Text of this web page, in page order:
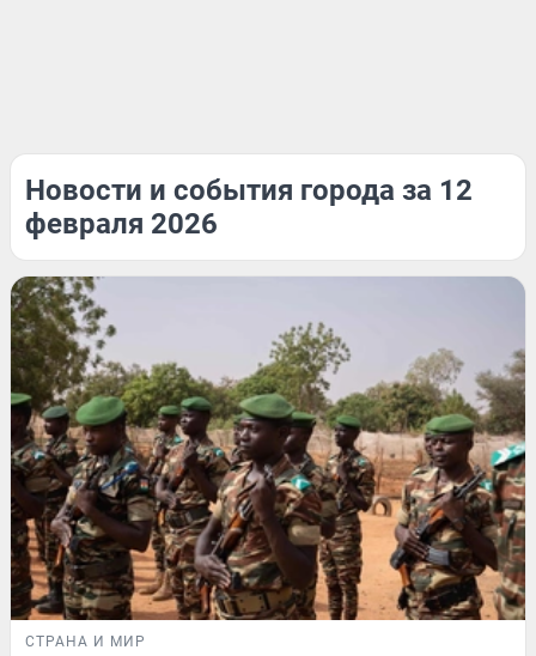
Новости и события города за 12
февраля 2026
СТРАНА И МИР